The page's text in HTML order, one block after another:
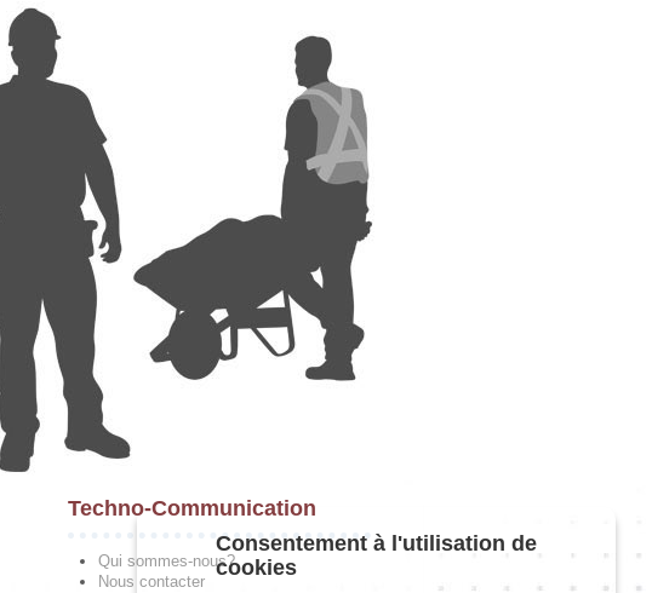
Techno-Communication
Qui sommes-nous?
Nous contacter
Consentement à l'utilisation de
cookies